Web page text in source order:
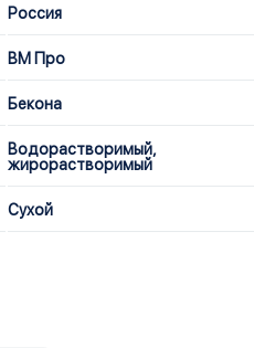
Россия
ВМ Про
Бекона
Водорастворимый,
жирорастворимый
Сухой